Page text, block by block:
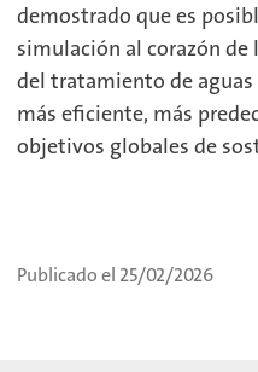
demostrado que es
simulación al corazón
del tratamiento de
más eficiente, más
objetivos globales de
Publicado el 25/02/2026